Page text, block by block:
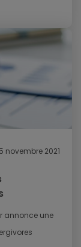
novembre 2021
annonce une